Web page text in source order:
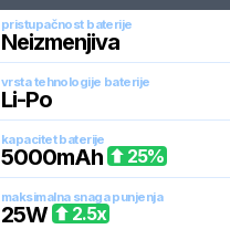
pristupačnost baterije
Neizmenjiva
vrsta tehnologije baterije
Li-Po
kapacitet baterije
5000mAh 25%
maksimalna snaga punjenja
25W 2.5x